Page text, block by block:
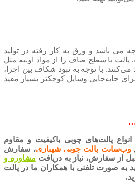
می باشد و ورق به کار رفته در تولید
با سطح صاف را از مواد اولیه مثل
می‌کنند. با توجه به نبود شکاف بین اجزا،
جابه‌جایی وسایل کوچکتر بسیار مفید
…
پالت‌های چوبی باکیفیت و مقاوم
وب‌سایت پالت چوبی شهبازی، سفارش
از سفارش، نیاز به دریافت مشاوره و
به صورت تلفنی با همکاران ما در پالت